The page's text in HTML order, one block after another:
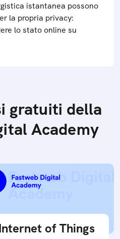
istantanea possono
la propria privacy:
lo stato online su
gratuiti della
Academy
of Things